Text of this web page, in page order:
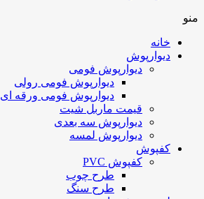
منو
خانه
دیوارپوش
دیوارپوش فومی
دیوارپوش فومی رولی
دیوارپوش فومی ورقه ای
قیمت ماربل شیت
دیوارپوش سه بعدی
دیوارپوش لمسه
کفپوش
کفپوش PVC
طرح چوب
طرح سنگ